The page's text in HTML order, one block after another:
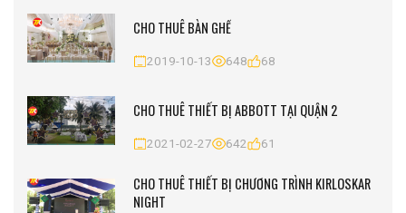
CHO THUÊ BÀN GHẾ
2019-10-13 648 68
CHO THUÊ THIẾT BỊ ABBOTT TẠI QUẬN 2
2021-02-27 642 61
CHO THUÊ THIẾT BỊ CHƯƠNG TRÌNH KIRLOSKAR
NIGHT